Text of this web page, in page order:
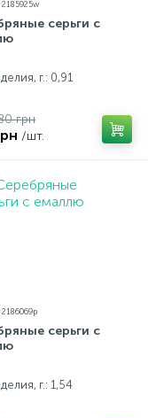
серьги с
г.: 0,91
грн
/шт.
серьги с
г.: 1,54